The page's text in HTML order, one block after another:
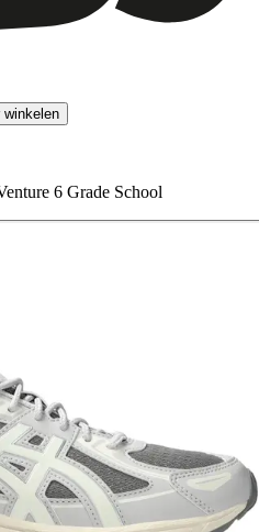
winkelen
6 Grade School